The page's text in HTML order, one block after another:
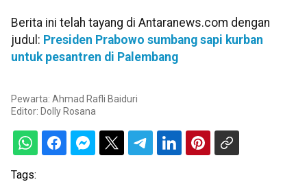
Berita ini telah tayang di Antaranews.com dengan
judul: Presiden Prabowo sumbang sapi kurban
untuk pesantren di Palembang
Pewarta: Ahmad Rafli Baiduri
Editor: Dolly Rosana
Tags: